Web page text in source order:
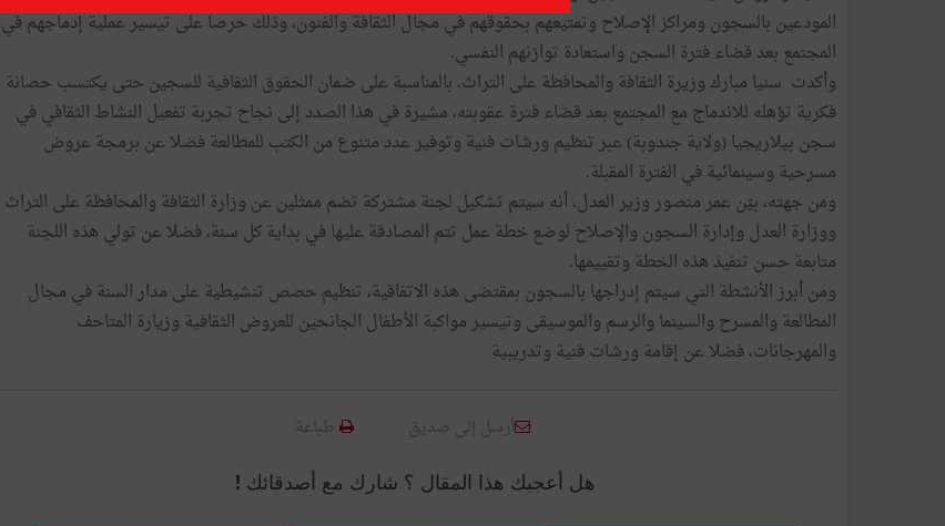
المودعين بالسجون ومراكز الإصلاح وتمتيعهم بحقوقهم في مجال الثقافة والفنون، وذلك حرصا على تيسير عملية إدماجهم في
المجتمع بعد قضاء فترة السجن واستعادة توازنهم النفسي.
وأكدت سنيا مبارك وزيرة الثقافة والمحافظة على التراث، بالمناسبة على ضمان الحقوق الثقافية للسجين حتى يكتسب حصانة
فكرية تؤهله للاندماج مع المجتمع بعد قضاء فترة عقوبته، مشيرة في هذا الصدد إلى نجاح تجربة تفعيل النشاط الثقافي في
سجن بيلاريجيا (ولاية جندوبة) عبر تنظيم ورشات فنية وتوفير عدد متنوع من الكتب للمطالعة فضلا عن برمجة عروض
مسرحية وسينمائية في الفترة المقبلة.
ومن جهته، بيّن عمر منصور وزير العدل، أنه سيتم تشكيل لجنة مشتركة تضم ممثلين عن وزارة الثقافة والمحافظة على التراث
ووزارة العدل وإدارة السجون والإصلاح لوضع خطة عمل تتم المصادقة عليها في بداية كل سنة، فضلا عن تولي هذه اللجنة
متابعة حسن تنفيذ هذه الخطة وتقييمها.
ومن أبرز الأنشطة التي سيتم إدراجها بالسجون بمقتضى هذه الاتفاقية، تنظيم حصص تنشيطية على مدار السنة في مجال
المطالعة والمسرح والسينما والرسم والموسيقى وتيسير مواكبة الأطفال الجانحين للعروض الثقافية وزيارة المتاحف
والمهرجانات، فضلا عن إقامة ورشات فنية وتدريبية
أرسل إلى صديق طباعة
هل أعجبك هذا المقال ؟ شارك مع أصدقائك !